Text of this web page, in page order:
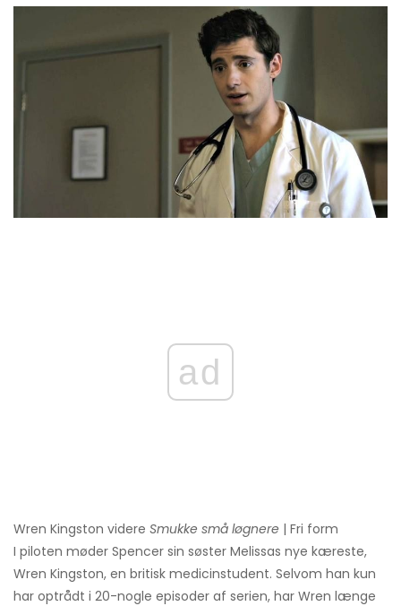
ad
Wren Kingston videre Smukke små løgnere | Fri form
I piloten møder Spencer sin søster Melissas nye kæreste,
Wren Kingston, en britisk medicinstudent. Selvom han kun
har optrådt i 20-nogle episoder af serien, har Wren længe